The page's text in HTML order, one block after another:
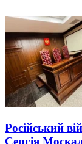
Російський
Сергія